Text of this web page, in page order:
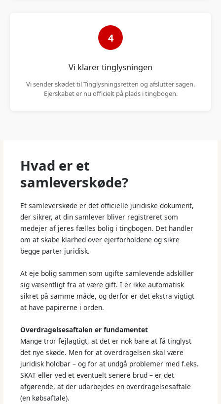
4
Vi klarer tinglysningen
Vi sender skødet til Tinglysningsretten og afslutter sagen.
Ejerskabet er nu officielt på plads i tingbogen.
Hvad er et
samleverskøde?
Et samleverskøde er det officielle juridiske dokument,
der sikrer, at din samlever bliver registreret som
medejer af jeres fælles bolig i tingbogen. Det handler
om at skabe klarhed over ejerforholdene og sikre
begge parter juridisk.
At eje bolig sammen som ugifte samlevende adskiller
sig væsentligt fra at være gift. I er ikke automatisk
sikret på samme måde, og derfor er det ekstra vigtigt
at have papirerne i orden.
Overdragelsesaftalen er fundamentet
Mange tror fejlagtigt, at det er nok bare at få tinglyst
det nye skøde. Men for at overdragelsen skal være
juridisk holdbar – og for at undgå problemer med f.eks.
SKAT eller ved et eventuelt senere brud – er det
afgørende, at der udarbejdes en overdragelsesaftale
(en købsaftale).